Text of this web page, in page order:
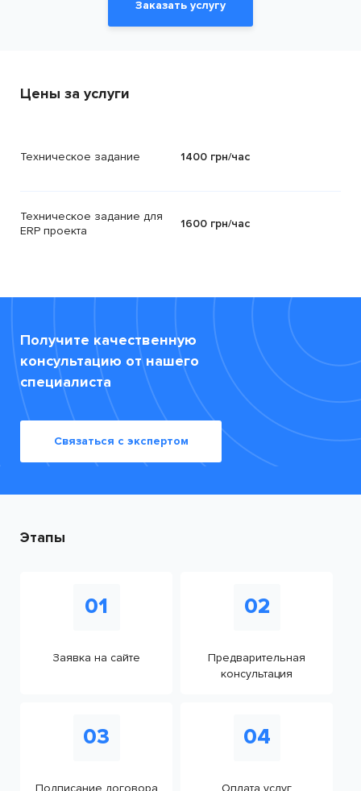
Заказать услугу
Цены за услуги
Техническое задание 1400 грн/час
Техническое задание для
ERP проекта
1600 грн/час
Получите качественную
консультацию от нашего
специалиста
Связаться с экспертом
Этапы
01
Заявка на сайте
02
Предварительная
консультация
03
Подписание договора
04
Оплата услуг